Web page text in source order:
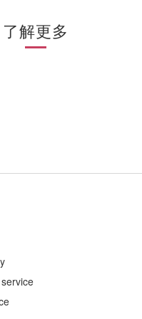
了解更多